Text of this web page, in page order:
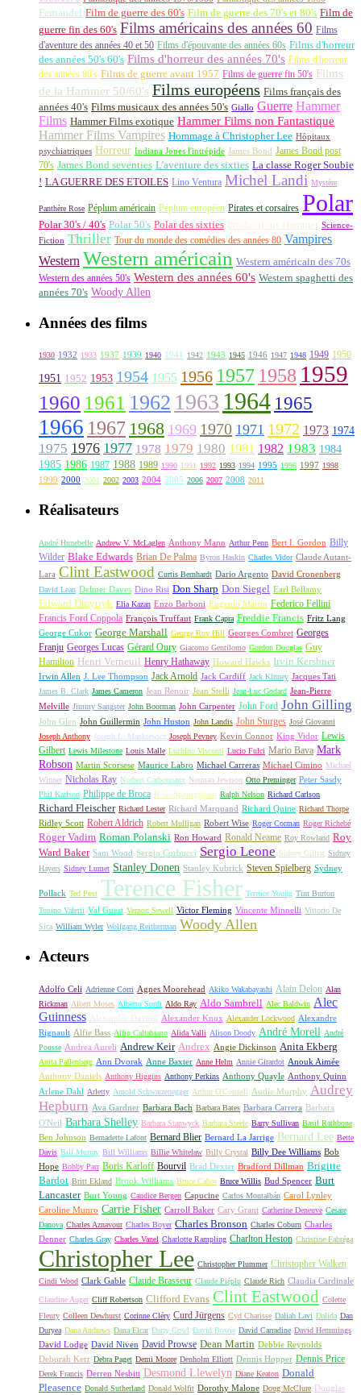
Fernandel Film de guerre des 60's Film de guerre des 70's et 80's Film de
guerre fin des 60's Films américains des années 60 Films
d'aventure des années 40 et 50 Films d'épouvante des années 60s Films d'horreur
des années 50's 60's Films d'horreur des années 70's Films d'horreur
des années 80's Films de guerre avant 1957 Films de guerre fin 50's Films
de la Hammer 50/60's Films européens Films français des
années 40's Films musicaux des années 50's Giallo Guerre Hammer
Films Hammer Films exotique Hammer Films non Fantastique
Hammer Films Vampires Hommage à Christopher Lee Hôpitaux
psychiatriques Horreur Indiana Jones l'intrépide James Bond James Bond post
70's James Bond seventies L'aventure des sixties La classe Roger Soubie
! LA GUERRE DES ETOILES Lino Ventura Michel Landi Mystère
Panthère Rose Péplum américain Péplum européen Pirates et corsaires Polar
Polar 30's / 40's Polar 50's Polar des sixties Productions Hammer Science-
Fiction Thriller Tour du monde des comédies des années 80 Vampires
Western Western américain Western américain des 70s
Western des années 50's Western des années 60's Western spaghetti des
années 70's Woody Allen
Années des films
1930 1932 1933 1937 1939 1940 1941 1942 1943 1945 1946 1947 1948 1949 1950
1951 1952 1953 1954 1955 1956 1957 1958 1959
1960 1961 1962 1963 1964 1965
1966 1967 1968 1969 1970 1971 1972 1973 1974
1975 1976 1977 1978 1979 1980 1981 1982 1983 1984
1985 1986 1987 1988 1989 1990 1991 1992 1993 1994 1995 1996 1997 1998
1999 2000 2001 2002 2003 2004 2005 2006 2007 2008 2011
Réalisateurs
André Hunebelle Andrew V. McLaglen Anthony Mann Arthur Penn Bert I. Gordon Billy
Wilder Blake Edwards Brian De Palma Byron Haskin Charles Vidor Claude Autant-
Lara Clint Eastwood Curtis Bernhardt Dario Argento David Cronenberg
David Lean Delmer Daves Dino Risi Don Sharp Don Siegel Earl Bellamy
Edward Dmytryk Elia Kazan Enzo Barboni Eugenio Martín Federico Fellini
Francis Ford Coppola François Truffaut Frank Capra Freddie Francis Fritz Lang
George Cukor George Marshall George Roy Hill Georges Combret Georges
Franju Georges Lucas Gérard Oury Giacomo Gentilomo Gordon Douglas Guy
Hamilton Henri Verneuil Henry Hathaway Howard Hawks Irvin Kershner
Irwin Allen J. Lee Thompson Jack Arnold Jack Cardiff Jack Kinney Jacques Tati
James B. Clark James Cameron Jean Renoir Jean Stelli Jean-Luc Godard Jean-Pierre
Melville Jimmy Sangster John Boorman John Carpenter John Ford John Gilling
John Glen John Guillermin John Huston John Landis John Sturges José Giovanni
Joseph Anthony Joseph L. Mankiewicz Joseph Pevney Kevin Connor King Vidor Lewis
Gilbert Lewis Milestone Louis Malle Luchino Visconti Lucio Fulci Mario Bava Mark
Robson Martin Scorsese Maurice Labro Michael Carreras Michael Cimino Michael
Winner Nicholas Ray Norbert Carbonnaux Norman Jewison Otto Preminger Peter Sasdy
Phil Karlson Philippe de Broca R.G. Springsteen Ralph Nelson Richard Carlson
Richard Fleischer Richard Lester Richard Marquand Richard Quine Richard Thorpe
Ridley Scott Robert Aldrich Robert Mulligan Robert Wise Roger Corman Roger Richebé
Roger Vadim Roman Polanski Ron Howard Ronald Neame Roy Rowland Roy
Ward Baker Sam Wood Sergio Corbucci Sergio Leone Sidney Gilliat Sidney
Hayers Sidney Lumet Stanley Donen Stanley Kubrick Steven Spielberg Sydney
Pollack Ted Post Terence Fisher Terence Young Tim Burton
Tonino Valerii Val Guest Vernon Sewell Victor Fleming Vincente Minnelli Vittorio De
Sica William Wyler Wolfgang Reitherman Woody Allen
Acteurs
Adolfo Celi Adrienne Corri Agnes Moorehead Akiko Wakabayashi Alain Delon Alan
Rickman Albert Moses Alberto Sordi Aldo Ray Aldo Sambrell Alec Baldwin Alec
Guinness
Alexander Knox Alexander Lockwood Alexandre
Rignault Alfie Bass Alfio Caltabiano Alida Valli Alison Doody André Morell André
Pousse Andrea Aureli Andrew Keir Andrex Angie Dickinson Anita Ekberg
Anita Pallenberg Ann Dvorak Anne Baxter Anne Helm Annie Girardot Anouk Aimée
Anthony Daniels Anthony Higgins Anthony Perkins Anthony Quayle Anthony Quinn
Arlene Dahl Arletty Arnold Schwarzenegger Arthur O'Connell Audie Murphy Audrey
Hepburn Ava Gardner Barbara Bach Barbara Bates Barbara Carrera Barbara
O'Neil Barbara Shelley Barbara Stanwyck Barbara Steele Barry Sullivan Basil Rathbone
Ben Johnson Bernadette Lafont Bernard Blier Bernard La Jarrige Bernard Lee Bette
Davis Bill Murray Bill Williams Billie Whitelaw Billy Crystal Billy Dee Williams Bob
Hope Bobby Parr Boris Karloff Bourvil Brad Dexter Bradford Dillman Brigitte
Bardot Britt Ekland Brook Williams Bruce Cabot Bruce Willis Bud Spencer Burt
Lancaster Burt Young Candice Bergen Capucine Carlos Montalbán Carol Lynley
Caroline Munro Carrie Fisher Carroll Baker Cary Grant Catherine Deneuve Cesare
Danova Charles Aznavour Charles Boyer Charles Bronson Charles Coburn Charles
Denner Charles Gray Charles Vanel Charlotte Rampling Charlton Heston Christine Fabréga
Christopher Lee Christopher Plummer Christopher Walken
Cindi Wood Clark Gable Claude Brasseur Claude Piéplu Claude Rich Claudia Cardinale
Claudine Auger Cliff Robertson Clifford Evans Clint Eastwood Colette
Fleury Colleen Dewhurst Corinne Cléry Curd Jürgens Cyd Charisse Daliah Lavi Dalida Dan
Duryea Dana Andrews Dana Elcar Darry Cowl David Bowie David Carradine David Hemmings
David Lodge David Niven David Prowse Dean Martin Debbie Reynolds
Deborah Kerr Debra Paget Demi Moore Denholm Elliott Dennis Hopper Dennis Price
Derek Francis Derren Nesbitt Desmond Llewelyn Diane Keaton Donald
Pleasence Donald Sutherland Donald Wolfit Dorothy Malone Doug McClure Douglas